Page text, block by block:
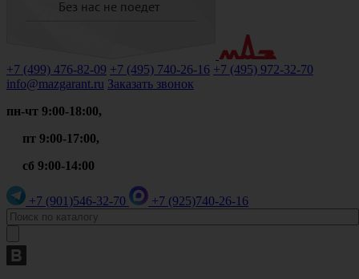
+7 (499) 476-82-09 +7 (495) 740-26-16 +7 (495) 972-32-70
info@mazgarant.ru Заказать звонок
пн-чт 9:00-18:00,
пт 9:00-17:00,
сб 9:00-14:00
+7 (901)546-32-70 +7 (925)740-26-16